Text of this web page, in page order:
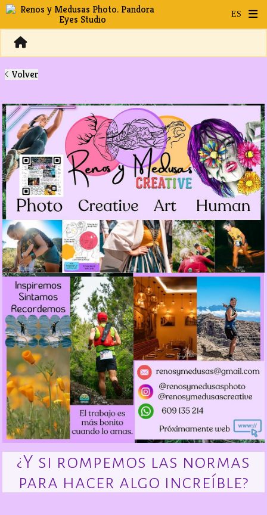
Volver
¿Y si rompemos las normas
para hacer algo increíble?